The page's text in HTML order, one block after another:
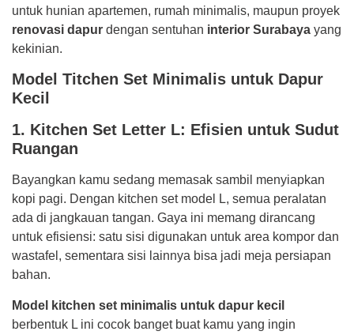
untuk hunian apartemen, rumah minimalis, maupun proyek
renovasi dapur dengan sentuhan interior Surabaya yang
kekinian.
Model Titchen Set Minimalis untuk Dapur
Kecil
1. Kitchen Set Letter L: Efisien untuk Sudut
Ruangan
Bayangkan kamu sedang memasak sambil menyiapkan
kopi pagi. Dengan kitchen set model L, semua peralatan
ada di jangkauan tangan. Gaya ini memang dirancang
untuk efisiensi: satu sisi digunakan untuk area kompor dan
wastafel, sementara sisi lainnya bisa jadi meja persiapan
bahan.
Model kitchen set minimalis untuk dapur kecil
berbentuk L ini cocok banget buat kamu yang ingin